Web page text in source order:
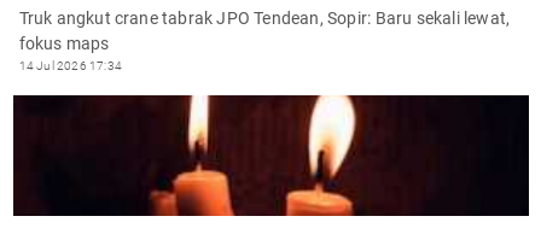
Truk angkut crane tabrak JPO Tendean, Sopir: Baru sekali lewat,
fokus maps
14 Jul 2026 17:34